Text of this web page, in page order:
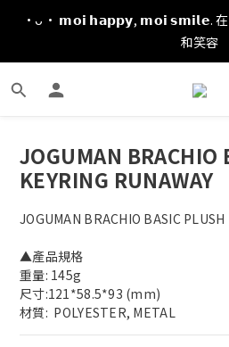
·ᴗ· 𝗺𝗼𝗶 𝗵𝗮𝗽𝗽𝘆, 𝗺𝗼𝗶 𝘀𝗺𝗶𝗹𝗲. 在
和笑容
JOGUMAN BRACHIO
KEYRING RUNAWAY
JOGUMAN BRACHIO BASIC PLUSH
▲產品規格
重量: 145g
尺寸:121*58.5*93 (mm)
材質:  POLYESTER, METAL